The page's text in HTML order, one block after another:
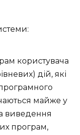
користувача
дій, які
майже у
виведення
програм,